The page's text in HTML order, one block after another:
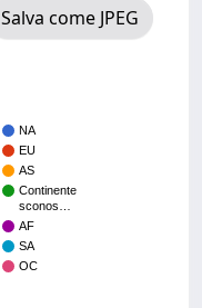
Salva come JPEG
NA
EU
AS
Continente
sconos…
AF
SA
OC